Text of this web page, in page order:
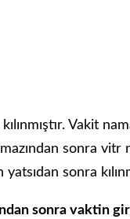
Vakit
sonra vitr
sonra
sonra vaktin